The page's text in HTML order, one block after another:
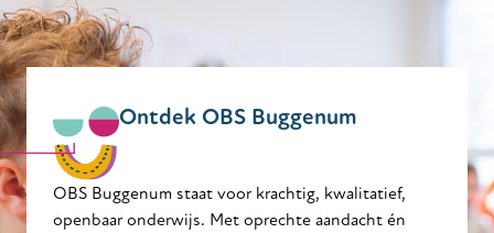
Ontdek OBS Buggenum
OBS Buggenum staat voor krachtig, kwalitatief,
openbaar onderwijs. Met oprechte aandacht én